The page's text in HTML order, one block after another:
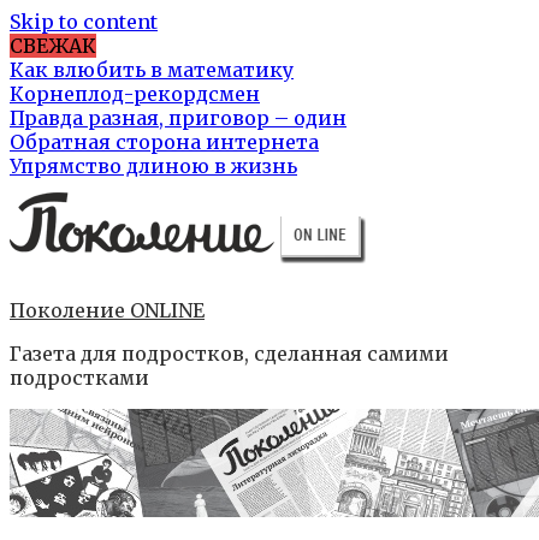
Skip to content
СВЕЖАК
Как влюбить в математику
Корнеплод-рекордсмен
Правда разная, приговор – один
Обратная сторона интернета
Упрямство длиною в жизнь
Поколение ONLINE
Газета для подростков, сделанная самими
подростками